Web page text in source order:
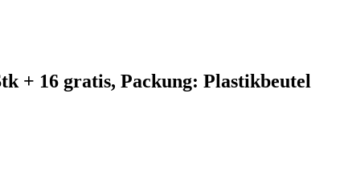
+ 16 gratis, Packung: Plastikbeutel